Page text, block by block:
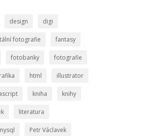
design digi
fotografie fantasy
fotobanky fotografie
html illustrator
kniha knihy
literatura
Petr Václavek